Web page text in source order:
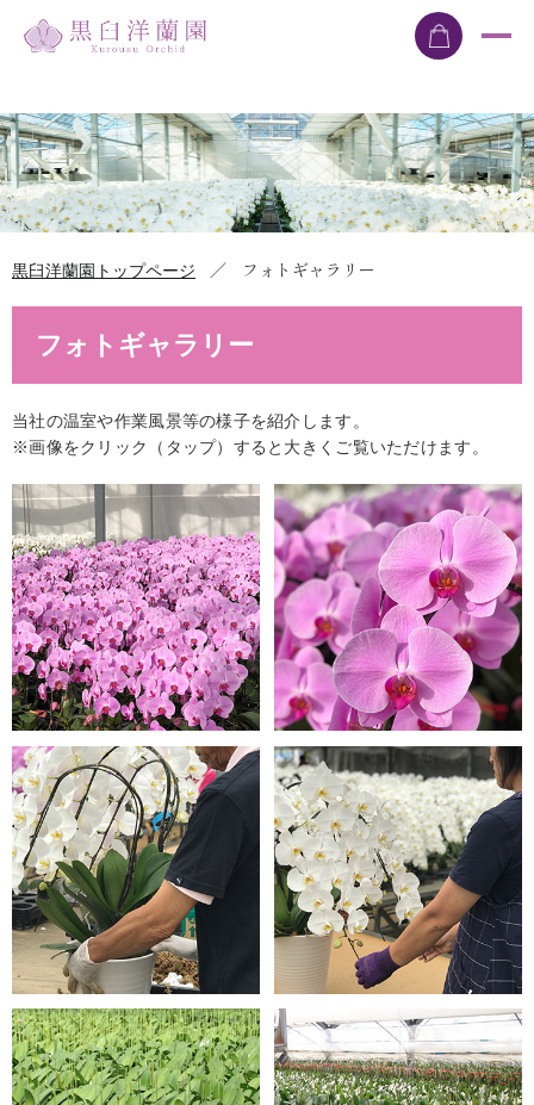
黒臼洋蘭園トップページ ／ フォトギャラリー
フォトギャラリー
当社の温室や作業風景等の様子を紹介します。
※画像をクリック（タップ）すると大きくご覧いただけます。